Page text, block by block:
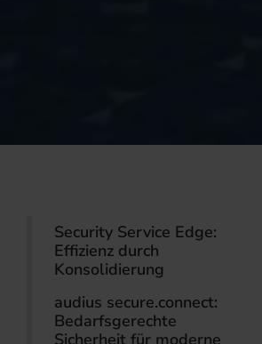
Security Service Edge:
Effizienz durch
Konsolidierung
audius secure.connect:
Bedarfsgerechte
Sicherheit für moderne